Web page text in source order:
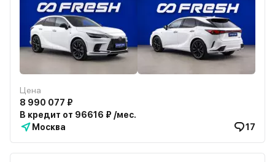
Цена
8 990 077 ₽
В кредит от 96616 ₽ /мес.
Москва
17